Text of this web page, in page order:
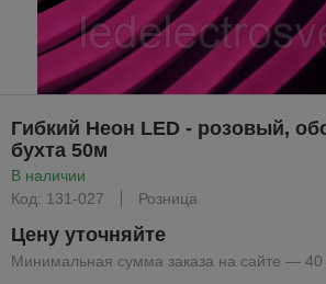
Гибкий Неон LED - розовый,
бухта 50м
В наличии
Код: 131-027
Розница
Цену уточняйте
Минимальная сумма заказа на сайте — 40